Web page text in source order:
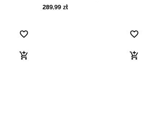
Gliwice - multikolor
289,99 zł